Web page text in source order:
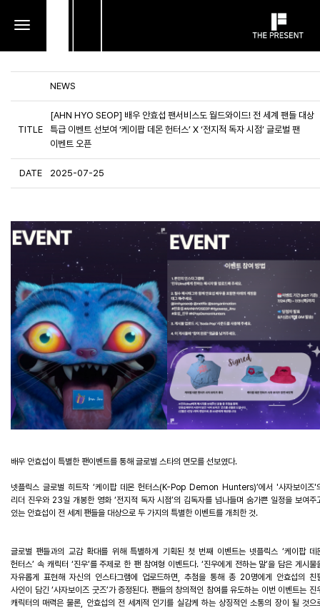
toggle
NEWS
TITLE
[AHN HYO SEOP] 배우 안효섭 팬서비스도 월드와이드! 전 세계 팬들 대상
특급 이벤트 선보여 ‘케이팝 데몬 헌터스’ X ‘전지적 독자 시점’ 글로벌 팬
이벤트 오픈
DATE 2025-07-25
배우 안효섭이 특별한 팬이벤트를 통해 글로벌 스타의 면모를 선보였다.
넷플릭스 글로벌 히트작 ‘케이팝 데몬 헌터스(K-Pop Demon Hunters)’에서 '사자보이즈'
리더 진우와23일 개봉한 영화‘전지적 독자 시점’의 김독자를 넘나들며 숨가쁜 일정을 보여주
있는 안효섭이 전 세계 팬들을 대상으로 두 가지의 특별한 이벤트를 개최한 것.
글로벌 팬들과의 교감 확대를 위해 특별하게 기 획된 첫 번째 이벤트는 넷플릭스 ‘케이팝 데
헌터스’ 속 캐릭터 ‘진우’를 주제로 한 팬 참여형 이벤트다. ‘진우에게 전하는 말’을 담은 게시물
자유롭게
표현해 자신의 인스타그램에 업로드하면 추첨을 통해 총 20명에게 안효섭의
친
사인이
담긴 ‘사자보이즈 굿즈’가 증정된다. 팬들의 창의적인 참여를 유도하는 이번 이벤트는 진
캐릭터의 매력은 물론 안효섭의 전 세계적 인기를 실감케 하는 상징적인 소통의 장이 될 것으